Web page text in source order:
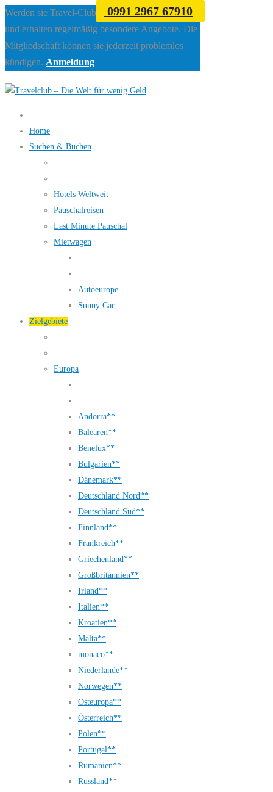
0991 2967 67910
Werden sie Travel-Club Mitglied beim Travelclub
und erhalten regelmäßig besondere Angebote. Die
Mitgliedschaft können sie jederzeit problemlos
kündigen. Anmeldung
Home
Suchen & Buchen
Hotels Weltweit
Pauschalreisen
Last Minute Pauschal
Mietwagen
Autoeurope
Sunny Car
Zielgebiete
Europa
Andorra**
Balearen**
Benelux**
Bulgarien**
Dänemark**
Deutschland Nord**
Deutschland Süd**
Finnland**
Frankreich**
Griechenland**
Großbritannien**
Irland**
Italien**
Kroatien**
Malta**
monaco**
Niederlande**
Norwegen**
Osteuropa**
Österreich**
Polen**
Portugal**
Rumänien**
Russland**